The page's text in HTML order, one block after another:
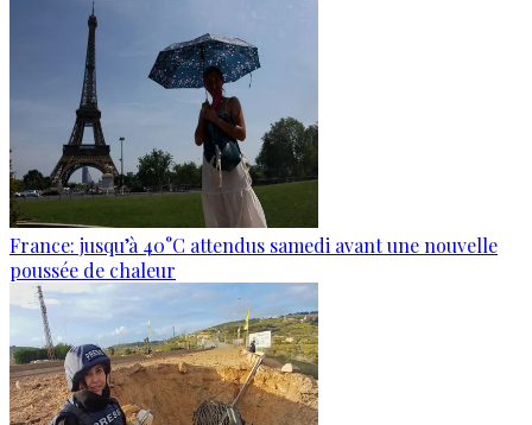
France: jusqu’à 40°C attendus samedi avant une nouvelle
poussée de chaleur